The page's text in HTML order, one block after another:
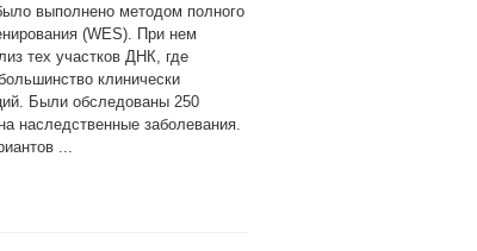
выполнено методом полного
(WES). При нем
тех участков ДНК, где
клинически
Были обследованы 250
наследственные заболевания.
...